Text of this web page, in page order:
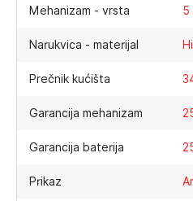
Mehanizam - vrsta 5
Narukvica - materijal
Prečnik kućišta
Garancija mehanizam
Garancija baterija
Prikaz